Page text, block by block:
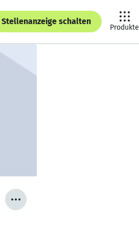
Stellenanzeige schalten
Produkte